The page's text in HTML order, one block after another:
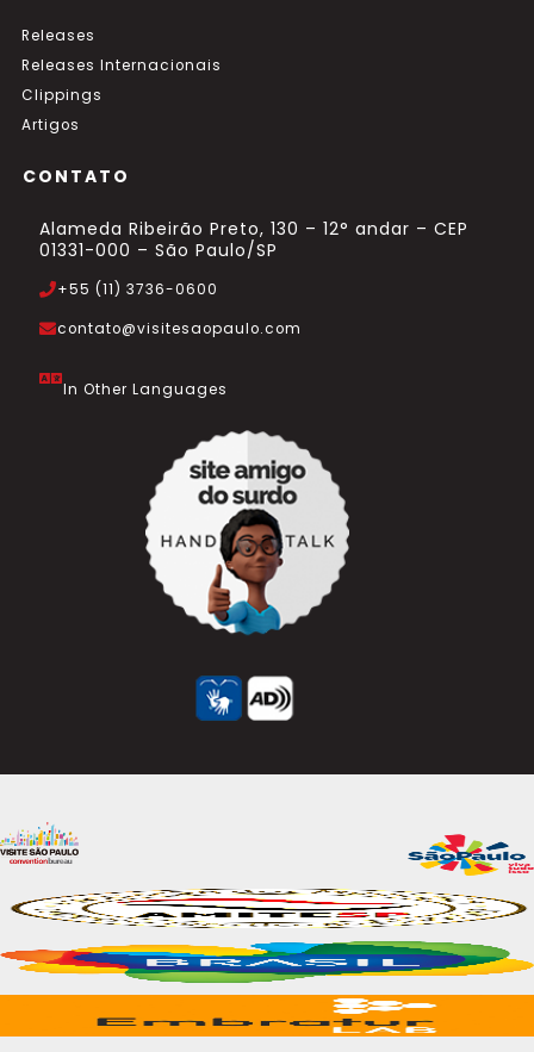
Releases
Releases Internacionais
Clippings
Artigos
CONTATO
Alameda Ribeirão Preto, 130 – 12° andar – CEP
01331-000 – São Paulo/SP
+55 (11) 3736-0600
contato@visitesaopaulo.com
In Other Languages